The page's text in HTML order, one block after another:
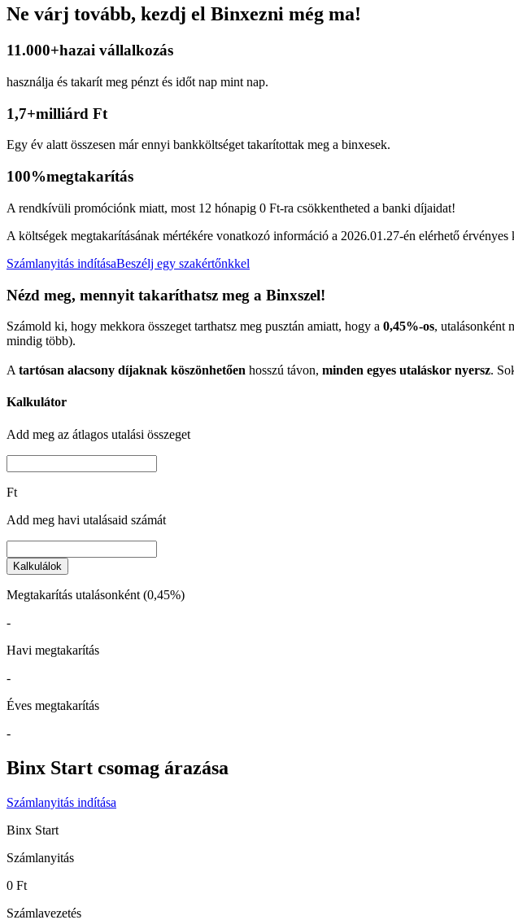
Ne várj tovább, kezdj el Binxezni még ma!
11.000+hazai vállalkozás
használja és takarít meg pénzt és időt nap mint nap.
1,7+milliárd Ft
Egy év alatt összesen már ennyi bankköltséget takarítottak meg a binxesek.
100%megtakarítás
A rendkívüli promóciónk miatt, most 12 hónapig 0 Ft-ra csökkentheted a banki díjaidat!
A költségek megtakarításának mértékére vonatkozó információ a 2026.01.27-én elérhető
Számlanyitás indításaBeszélj egy szakértőnkkel
Nézd meg, mennyit takaríthatsz meg a Binxszel!
Számold ki, hogy mekkora összeget tarthatsz meg pusztán amiatt, hogy a 0,45%-os, utalásonként
mindig több).
A tartósan alacsony díjaknak köszönhetően hosszú távon, minden egyes utaláskor nyersz.
Kalkulátor
Add meg az átlagos utalási összeget
Ft
Add meg havi utalásaid számát
Kalkulálok
Megtakarítás utalásonként (0,45%)
-
Havi megtakarítás
-
Éves megtakarítás
-
Binx Start csomag árazása
Számlanyitás indítása
Binx Start
Számlanyitás
0 Ft
Számlavezetés